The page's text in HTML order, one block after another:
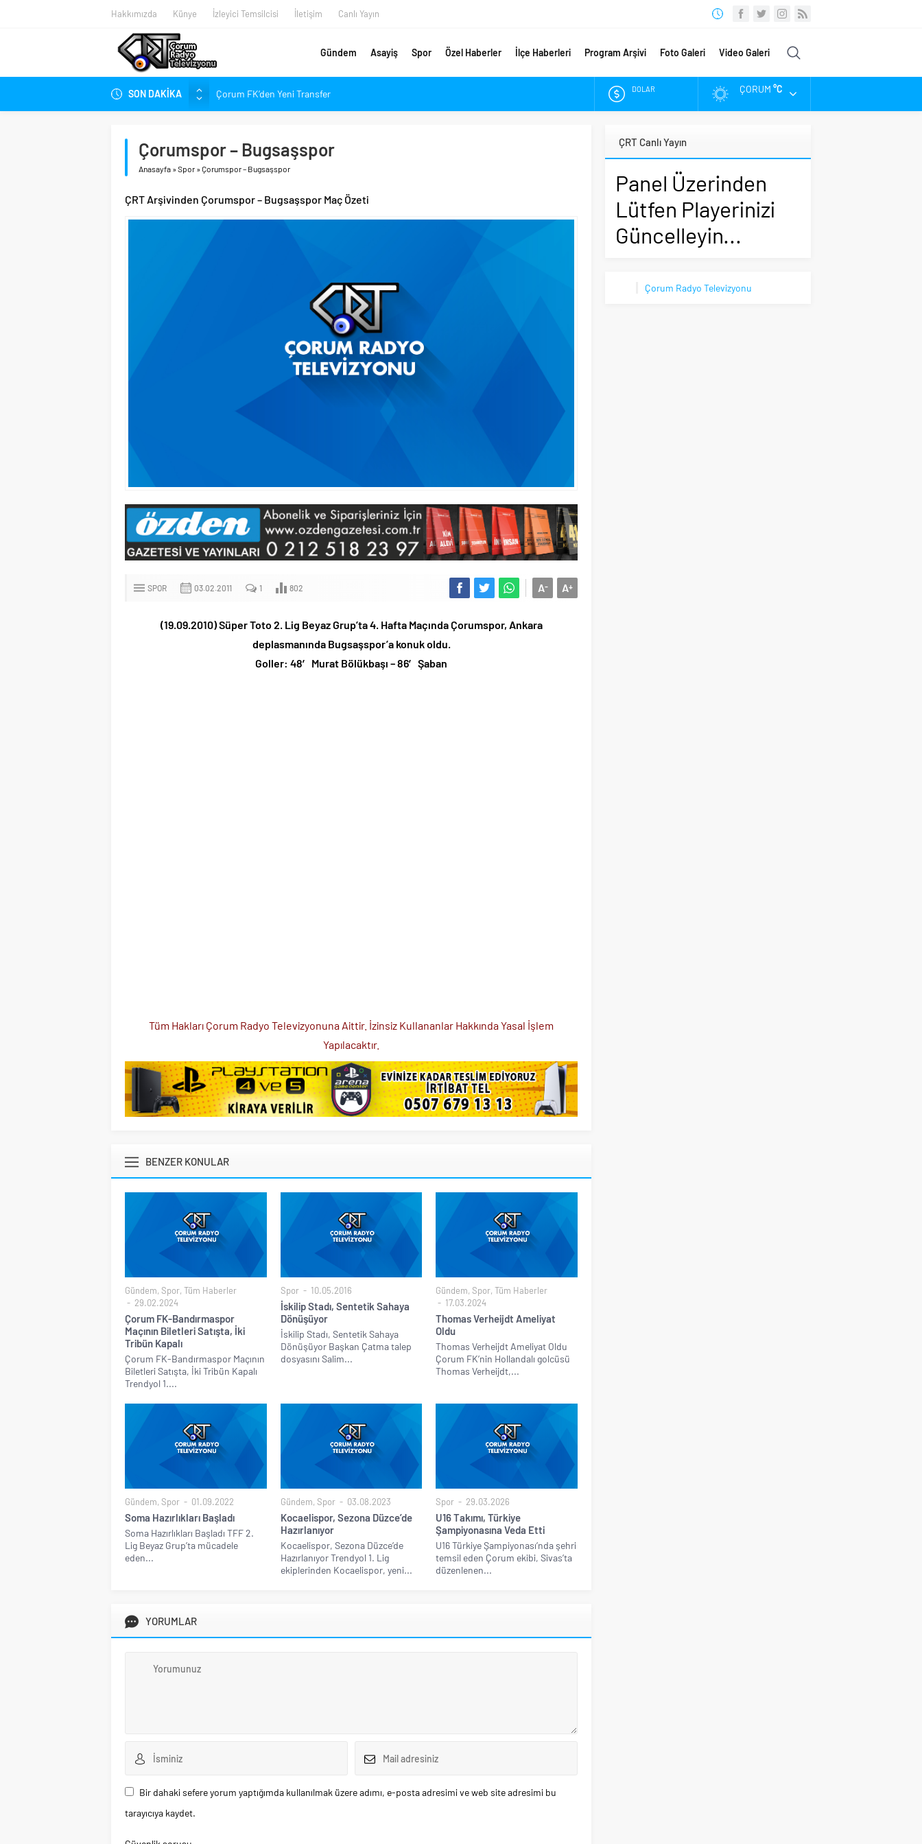
Hakkımızda Künye İzleyici Temsilcisi İletişim Canlı Yayın
Gündem Asayiş Spor Özel Haberler İlçe Haberleri Program Arşivi Foto Galeri Video Galeri
SON DAKİKA
Çorum FK’den Yeni Transfer
Çorum’da Ailelere Ücretsiz Danışmanlık Desteği
Arca Çorum FK’nin Kasımpaşa ve Beşiktaş Maçı Tarihleri Belli Oldu
Arca Çorum FK’nin Hazırlık Maçı Karnesi
Kupa Takvimi Belli Oldu: Arca Çorum FK Kupaya Ne Zaman Dahil Olacak?
Dünya Şampiyonu Çorum’da Coşkuyla Karşılandı
DOLAR
ALTIN
BIST
ÇORUM °C
Çorumspor – Bugsaşspor
Anasayfa »Spor »Çorumspor – Bugsaşspor
ÇRT Arşivinden Çorumspor – Bugsaşspor Maç Özeti
SPOR 03.02.2011 1 802 A+
A-
(19.09.2010) Süper Toto 2. Lig Beyaz Grup’ta 4. Hafta Maçında Çorumspor, Ankara
deplasmanında Bugsaşspor’a konuk oldu.
Goller: 48′ Murat Bölükbaşı – 86′ Şaban
Tüm Hakları Çorum Radyo Televizyonuna Aittir. İzinsiz Kullananlar Hakkında Yasal İşlem
Yapılacaktır.
BENZER KONULAR
Gündem, Spor, Tüm Haberler
29.02.2024
Çorum FK-Bandırmaspor
Maçının Biletleri Satışta, İki
Tribün Kapalı
Çorum FK-Bandırmaspor Maçının
Biletleri Satışta, İki Tribün Kapalı
Trendyol 1....
Spor 10.05.2016
İskilip Stadı, Sentetik Sahaya
Dönüşüyor
İskilip Stadı, Sentetik Sahaya
Dönüşüyor Başkan Çatma talep
dosyasını Salim...
Gündem,Spor,Tüm Haberler
17.03.2024
Thomas Verheijdt Ameliyat
Oldu
Thomas Verheijdt Ameliyat Oldu
Çorum FK’nin Hollandalı golcüsü
Thomas Verheijdt,...
Gündem, Spor 01.09.2022
Soma Hazırlıkları Başladı
Soma Hazırlıkları Başladı TFF 2.
Lig Beyaz Grup’ta mücadele
eden...
Gündem, Spor 03.08.2023
Kocaelispor, Sezona Düzce’de
Hazırlanıyor
Kocaelispor, Sezona Düzce’de
Hazırlanıyor Trendyol 1. Lig
ekiplerinden Kocaelispor, yeni...
Spor 29.03.2026
U16 Takımı, Türkiye
Şampiyonasına Veda Etti
U16 Türkiye Şampiyonası’nda şehri
temsil eden Çorum ekibi, Sivas’ta
düzenlenen...
YORUMLAR
Bir dahaki sefere yorum yaptığımda kullanılmak üzere adımı, e-posta adresimi ve web site adresimi bu
tarayıcıya kaydet.
ÇRT Canlı Yayın
Panel Üzerinden
Lütfen Playerinizi
Güncelleyin...
Çorum Radyo Televizyonu